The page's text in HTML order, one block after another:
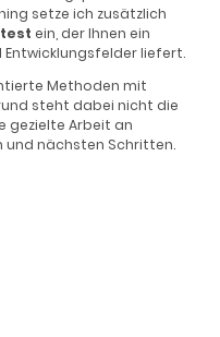
setze ich zusätzlich
ein, der Ihnen ein
Entwicklungsfelder liefert.
Methoden mit
steht dabei nicht die
gezielte Arbeit an
und nächsten Schritten.